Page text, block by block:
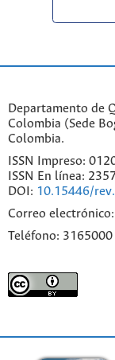
Departamento de
Colombia (Sede
Colombia.
ISSN Impreso:
ISSN En línea:
DOI: 10.15446/
Correo
Teléfono: